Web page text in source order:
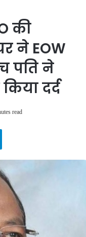
की
ने EOW
पति ने
दर्द
read
Telegram